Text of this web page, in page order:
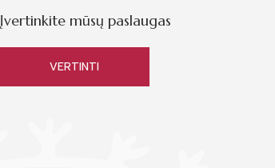
Įvertinkite mūsų paslaugas
VERTINTI